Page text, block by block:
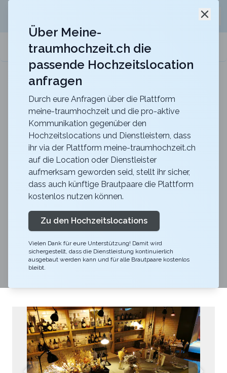
meine-traumhochzeit.ch
Schloss Laufen am Rheinfall
Heiraten im Schloss Laufen am Rheinfall, dort wo
Zurück zur Suche
CERVO Mountain Resort -
Grapes & Juniper
4.7
VS
Zermatt
Konzipiert als Secretbar ist im Grapes & Juniper doch
so viel mehr möglich. Ob ein privates Apero im
Weinkeller oder ein gemütliches Abendessen im
Über Meine-
traumhochzeit.ch die
passende Hochzeitslocation
anfragen
Durch eure Anfragen über die Plattform
meine-traumhochzeit und die pro-aktive
Kommunikation gegenüber den
Hochzeitslocations und Dienstleistern, dass
ihr via der Plattform meine-traumhochzeit.ch
auf die Location oder Dienstleister
aufmerksam geworden seid, stellt ihr sicher,
dass auch künftige Brautpaare die Plattform
kostenlos nutzen können.
Zu den Hochzeitslocations
Vielen Dank für eure Unterstützung! Damit wird
sichergestellt, dass die Dienstleistung kontinuierlich
ausgebaut werden kann und für alle Brautpaare kostenlos
bleibt.